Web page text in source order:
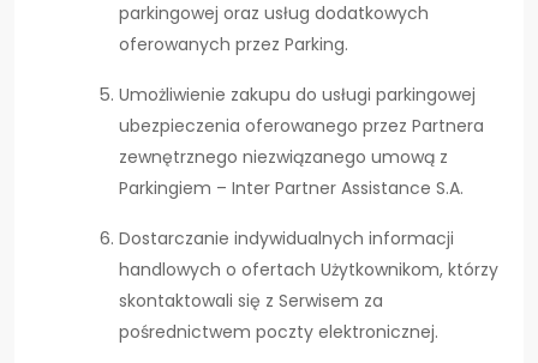
parkingowej oraz usług dodatkowych
oferowanych przez Parking.
Umożliwienie zakupu do usługi parkingowej
ubezpieczenia oferowanego przez Partnera
zewnętrznego niezwiązanego umową z
Parkingiem – Inter Partner Assistance S.A.
Dostarczanie indywidualnych informacji
handlowych o ofertach Użytkownikom, którzy
skontaktowali się z Serwisem za
pośrednictwem poczty elektronicznej.